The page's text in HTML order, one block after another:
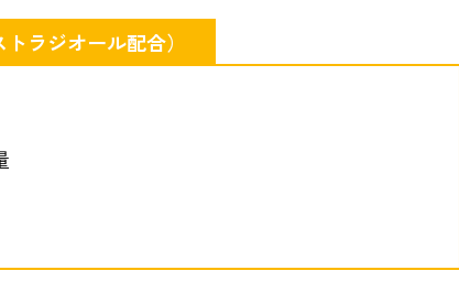
ラジオール配合）